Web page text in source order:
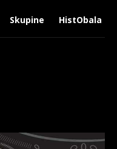
Skupine HistObala